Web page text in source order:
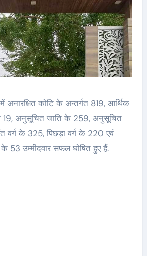
अनारक्षित कोटि के अन्तर्गत 819, आर्थिक
19, अनुसूचित जाति के 259, अनुसूचित
वर्ग के 325, पिछड़ा वर्ग के 220 एवं
के 53 उम्मीदवार सफल घोषित हुए हैं.